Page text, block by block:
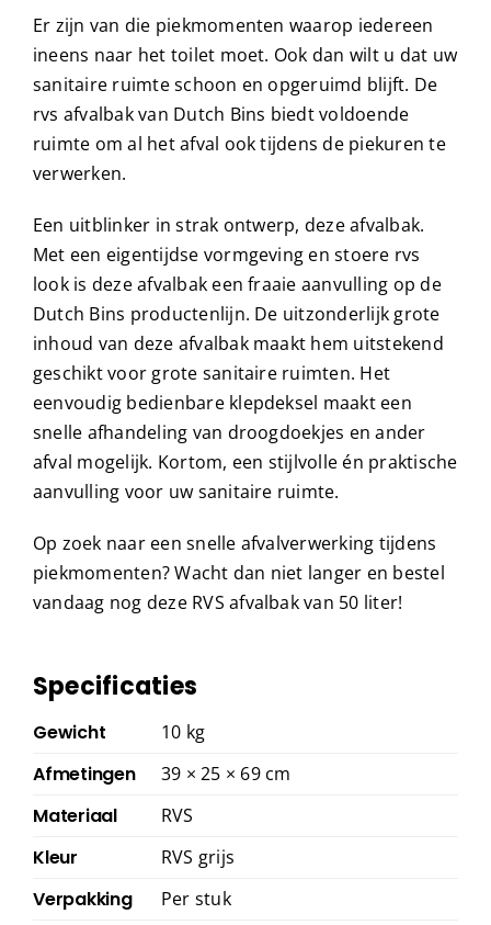
Er zijn van die piekmomenten waarop iedereen
ineens naar het toilet moet. Ook dan wilt u dat uw
sanitaire ruimte schoon en opgeruimd blijft. De
rvs afvalbak van Dutch Bins biedt voldoende
ruimte om al het afval ook tijdens de piekuren te
verwerken.
Een uitblinker in strak ontwerp, deze afvalbak.
Met een eigentijdse vormgeving en stoere rvs
look is deze afvalbak een fraaie aanvulling op de
Dutch Bins productenlijn. De uitzonderlijk grote
inhoud van deze afvalbak maakt hem uitstekend
geschikt voor grote sanitaire ruimten. Het
eenvoudig bedienbare klepdeksel maakt een
snelle afhandeling van droogdoekjes en ander
afval mogelijk. Kortom, een stijlvolle én praktische
aanvulling voor uw sanitaire ruimte.
Op zoek naar een snelle afvalverwerking tijdens
piekmomenten? Wacht dan niet langer en bestel
vandaag nog deze RVS afvalbak van 50 liter!
Specificaties
Gewicht 10 kg
Afmetingen 39 × 25 × 69 cm
Materiaal RVS
Kleur RVS grijs
Verpakking Per stuk